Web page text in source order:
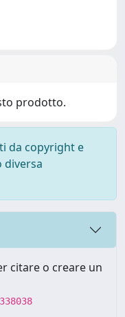
prodotto.
da copyright e
diversa
citare o creare un